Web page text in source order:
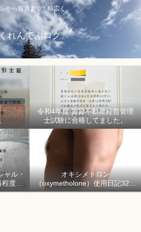
から投資まで！幅広く。
れんでぶログ
令和4年度 賃貸不動産経営管理
士試験に合格してました。
ャル・
度で
成」
オキシメトロン
（oxymetholone）使用日記32日
目「骨格筋量増量開始150日目」